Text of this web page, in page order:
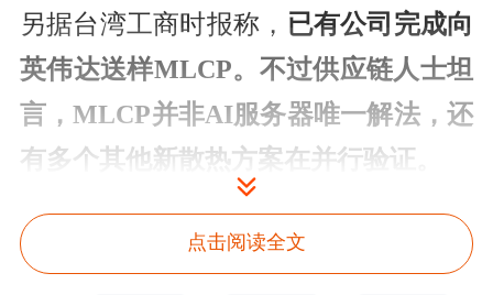
另据台湾工商时报称， 已有公司完成向
英伟达送样MLCP。不过供应链人士坦
言，MLCP并非AI服务器唯一解法，还
有多个其他新散热方案在并行验证。
该报道给出的成本增幅更高：其援引业
内人士分析称，若GPU全面转向MLCP
点击阅读全文